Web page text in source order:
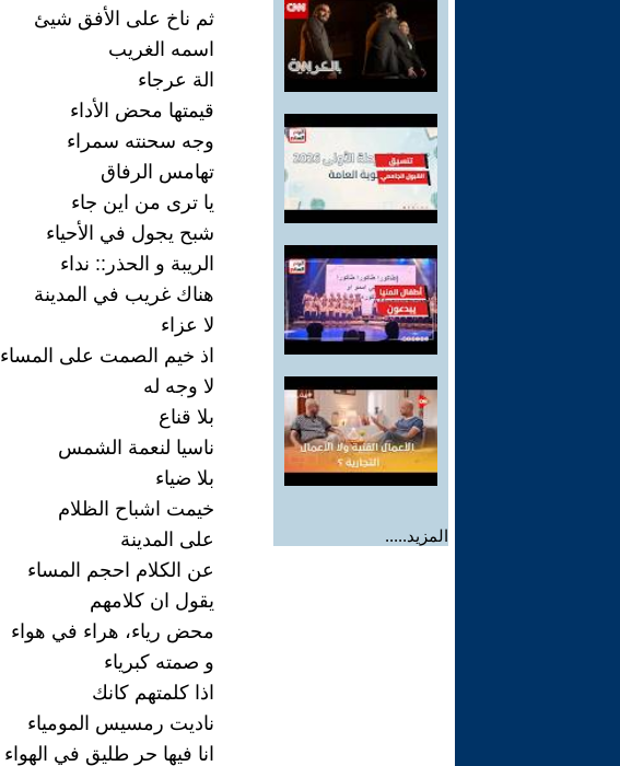
المزيد.....
ثم ناخ على الأفق شيئ
اسمه الغريب
الة عرجاء
قيمتها محض الأداء
وجه سحنته سمراء
تهامس الرفاق
يا ترى من اين جاء
شبح يجول في الأحياء
الريبة و الحذر:: نداء
هناك غريب في المدينة
لا عزاء
اذ خيم الصمت على المساء
لا وجه له
بلا قناع
ناسيا لنعمة الشمس
بلا ضياء
خيمت اشباح الظلام
على المدينة
عن الكلام احجم المساء
يقول ان كلامهم
محض رياء، هراء في هواء
و صمته كبرياء
اذا كلمتهم كانك
ناديت رمسيس المومياء
انا فيها حر طليق في الهواء